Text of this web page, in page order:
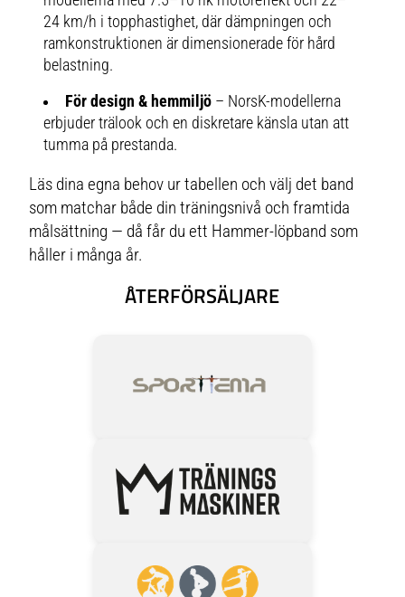
24 km/h i topphastighet, där dämpningen och
ramkonstruktionen är dimensionerade för hård
belastning.
För design & hemmiljö – NorsK-modellerna
erbjuder trälook och en diskretare känsla utan att
tumma på prestanda.
Läs dina egna behov ur tabellen och välj det band
som matchar både din träningsnivå och framtida
målsättning — då får du ett Hammer-löpband som
håller i många år.
ÅTERFÖRSÄLJARE